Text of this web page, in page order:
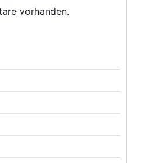
vorhanden.